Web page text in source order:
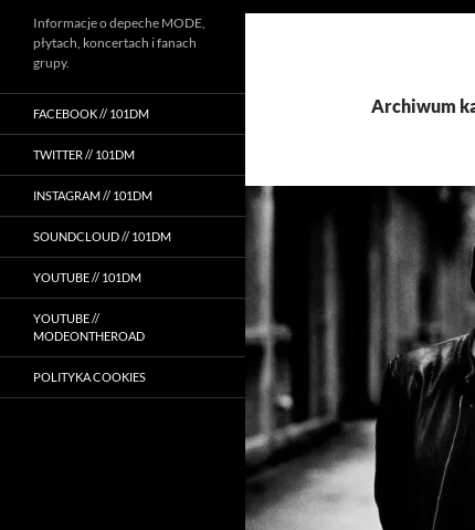
Archiwum
Informacje o depeche MODE,
płytach, koncertach i fanach
grupy.
FACEBOOK // 101DM
TWITTER // 101DM
INSTAGRAM // 101DM
SOUNDCLOUD // 101DM
YOUTUBE // 101DM
YOUTUBE //
MODEONTHEROAD
POLITYKA COOKIES